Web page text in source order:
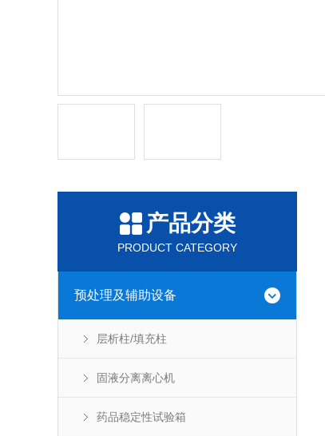
产品分类
PRODUCT CATEGORY
预处理及辅助设备
层析柱/填充柱
固液分离离心机
药品稳定性试验箱